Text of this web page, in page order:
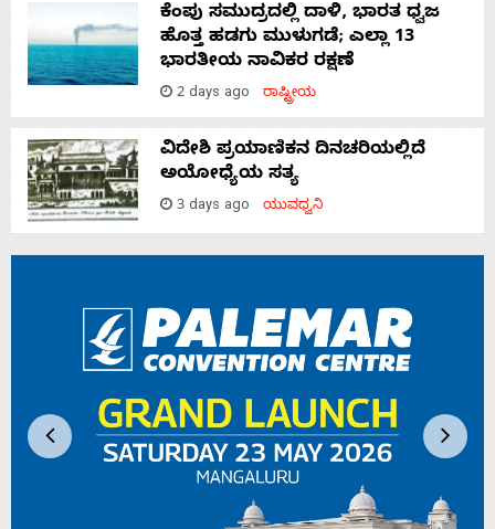
ಕೆಂಪು ಸಮುದ್ರದಲ್ಲಿ ದಾಳಿ, ಭಾರತ ಧ್ವಜ
ಹೊತ್ತ ಹಡಗು ಮುಳುಗಡೆ; ಎಲ್ಲಾ 13
ಭಾರತೀಯ ನಾವಿಕರ ರಕ್ಷಣೆ
2 days ago ರಾಷ್ಟ್ರೀಯ
ವಿದೇಶಿ ಪ್ರಯಾಣಿಕನ ದಿನಚರಿಯಲ್ಲಿದೆ
ಅಯೋಧ್ಯೆಯ ಸತ್ಯ
3 days ago ಯುವಧ್ವನಿ